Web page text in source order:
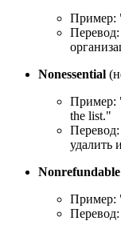
Пример:
Nonessential
Пример:
the list."
удалить
Nonrefundable
Пример: